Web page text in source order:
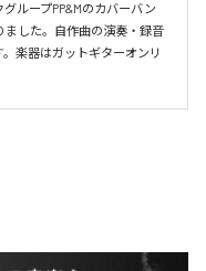
ループPP&Mのカバーバン
ました。自作曲の演奏・録音
楽器はガットギターオンリ